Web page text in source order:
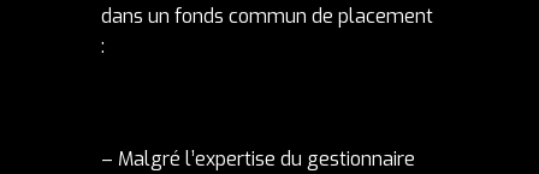
dans un fonds commun de placement
:
– Malgré l’expertise du gestionnaire